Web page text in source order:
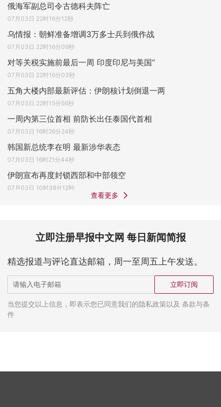
俄海军副总司令古德科夫阵亡
07月03日 22时16分12秒
乌情报：朝鲜准备增调3万多士兵到俄作战
07月03日 22时16分09秒
对等关税实施前最后一周 印度印尼与美国“
07月03日 22时16分03秒
五角大楼内部最新评估：伊朗核计划倒退一两
07月03日 22时15分56秒
一周内第三位首相 前防长出任泰国代首相
07月03日 16时26分24秒
韩国新总统李在明 最新涉华表态
07月03日 16时21分44秒
伊朗宣布再度封锁西部和中部领空
07月03日 10时38分12秒
查看更多
立即注册早报中文网 每日新闻简报
精选报道与评论直达邮箱，周一至周五上午发送。
立即订阅
当您提交以上信息，即表示您已同意我们的隐私政策以及 条款与条
件